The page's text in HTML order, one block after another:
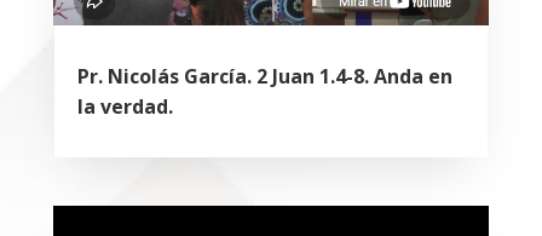
Pr. Nicolás García. 2 Juan 1.4-8. Anda en
la verdad.